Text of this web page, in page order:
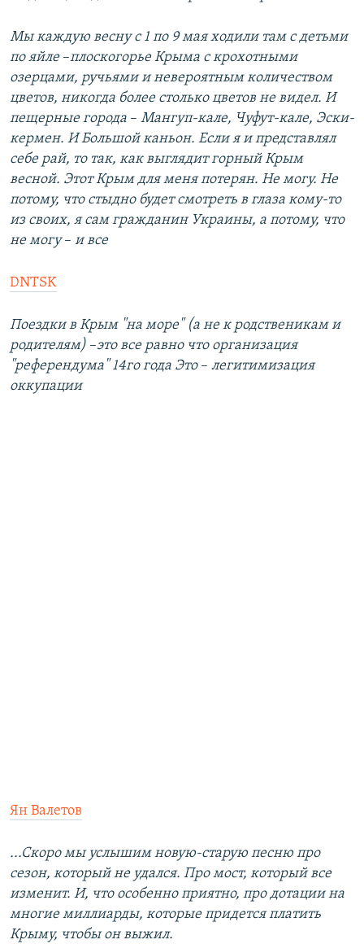
Мы каждую весну с 1 по 9 мая ходили там с детьми
по яйле –​плоскогорье Крыма с крохотными
озерцами, ручьями и невероятным количеством
цветов, никогда более столько цветов не видел. И
пещерные города –​ Мангуп-кале, Чуфут-кале, Эски-
кермен. И Большой каньон. Если я и представлял
себе рай, то так, как выглядит горный Крым
весной. Этот Крым для меня потерян. Не могу. Не
потому, что стыдно будет смотреть в глаза кому-то
из своих, я сам гражданин Украины, а потому, что
не могу–​ и все
DNTSK
Поездки в Крым "на море" (а не к родственикам и
родителям) –​это все равно что организация
"референдума" 14го года Это – легитимизация
оккупации
Ян Валетов
...Скоро мы услышим новую-старую песню про
сезон, который не удался. Про мост, который все
изменит. И, что особенно приятно, про дотации на
многие миллиарды, которые придется платить
Крыму, чтобы он выжил.